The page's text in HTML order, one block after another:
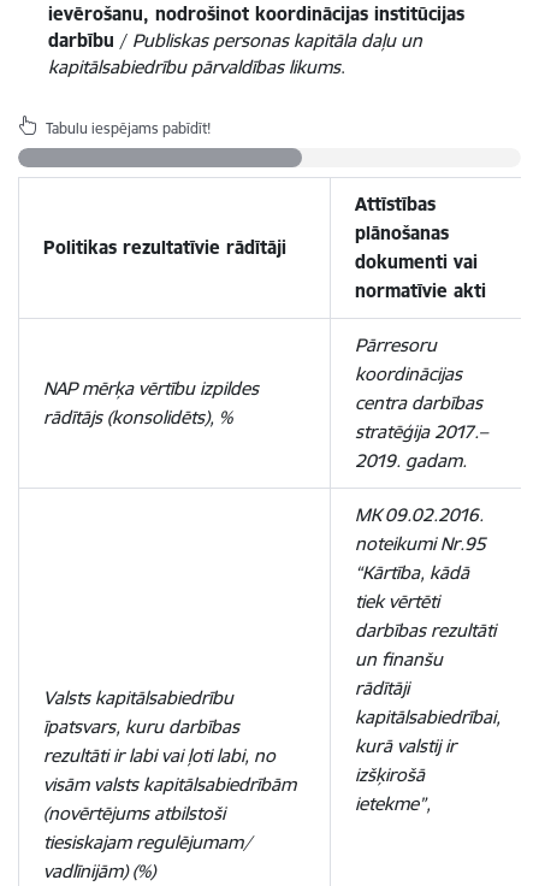
ievērošanu, nodrošinot koordinācijas institūcijas
darbību / Publiskas personas kapitāla daļu un
kapitālsabiedrību pārvaldības likums.
Tabulu iespējams pabīdīt!
Politikas rezultatīvie rādītāji
Attīstības
plānošanas
dokumenti vai
normatīvie akti
NAP mērķa vērtību izpildes
rādītājs (konsolidēts), %
Pārresoru
koordinācijas
centra darbības
stratēģija 2017.–
2019. gadam.
Valsts kapitālsabiedrību
īpatsvars, kuru darbības
rezultāti ir labi vai ļoti labi, no
visām valsts kapitālsabiedrībām
(novērtējums atbilstoši
tiesiskajam regulējumam/
vadlīnijām) (%)
MK 09.02.2016.
noteikumi Nr.95
“Kārtība, kādā
tiek vērtēti
darbības rezultāti
un finanšu
rādītāji
kapitālsabiedrībai,
kurā valstij ir
izšķirošā
ietekme”,